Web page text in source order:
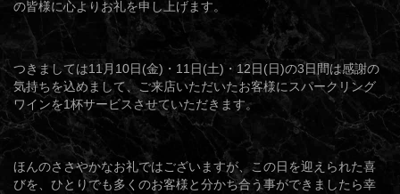
の皆様に心よりお礼を申し上げます。
つきましては11月10日(金)・11日(土)・12日(日)の3日間は感謝の
気持ちを込めまして、ご来店いただいたお客様にスパークリング
ワインを1杯サービスさせていただきます。
ほんのささやかなお礼ではございますが、この日を迎えられた喜
びを、ひとりでも多くのお客様と分かち合う事ができましたら幸